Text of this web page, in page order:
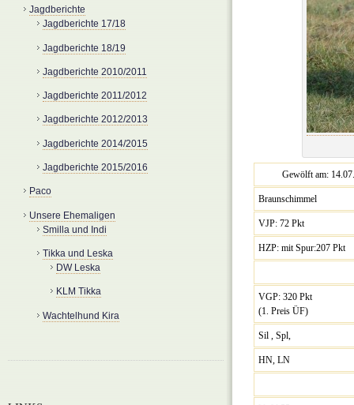
Gewölft am:
Braunschimmel
VJP: 72 Pkt
HZP: mit Spur:207 Pkt
VGP: 320 Pkt
(1. Preis ÜF)
Sil , Spl,
HN, LN
Jagdberichte
Jagdberichte 17/18
Jagdberichte 18/19
Jagdberichte 2010/2011
Jagdberichte 2011/2012
Jagdberichte 2012/2013
Jagdberichte 2014/2015
Jagdberichte 2015/2016
Paco
Unsere Ehemaligen
Smilla und Indi
Tikka und Leska
DW Leska
KLM Tikka
Wachtelhund Kira